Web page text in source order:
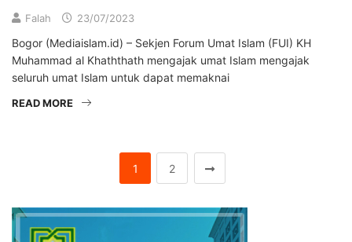
Falah 23/07/2023
Bogor (Mediaislam.id) – Sekjen Forum Umat Islam (FUI) KH
Muhammad al Khaththath mengajak umat Islam mengajak
seluruh umat Islam untuk dapat memaknai
READ MORE
1 2